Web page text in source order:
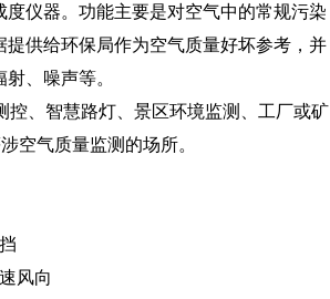
仪器。功能主要是对空气中的常规污染
供给环保局作为空气质量好坏参考，并
、噪声等。
、智慧路灯、景区环境监测、工厂或矿
空气质量监测的场所。
风向